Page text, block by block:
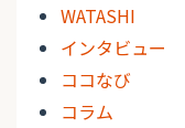
WATASHI
インタビュー
ココなび
コラム